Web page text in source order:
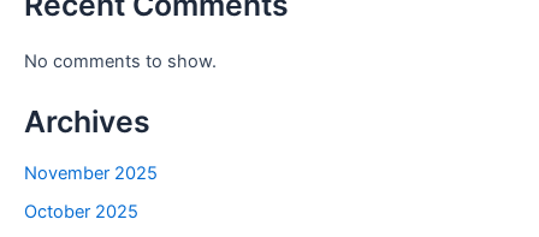
No comments to show.
Archives
November 2025
October 2025